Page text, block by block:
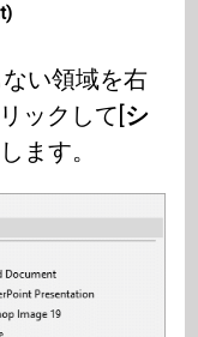
い領域を右
ックして[シ
ます。